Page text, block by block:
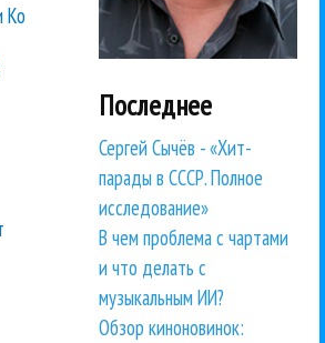
Ко
Последнее
Сергей Сычёв - «Хит-
парады в СССР. Полное
исследование»
В чем проблема с чартами
и что делать с
музыкальным ИИ?
Обзор киноновинок: